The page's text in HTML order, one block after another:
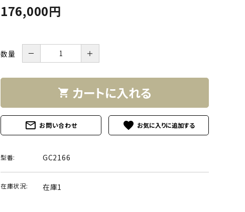
176,000円
数量 － ＋
shopping_cart カートに入れる
mail_outline お問い合わせ favorite
型番: GC2166
在庫状況: 在庫1